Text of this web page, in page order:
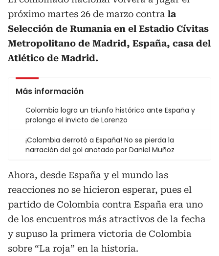
próximo martes 26 de marzo contra la
Selección de Rumania en el Estadio Cívitas
Metropolitano de Madrid, España, casa del
Atlético de Madrid.
Más información
Colombia logra un triunfo histórico ante España y
prolonga el invicto de Lorenzo
¡Colombia derrotó a España! No se pierda la
narración del gol anotado por Daniel Muñoz
Ahora, desde España y el mundo las
reacciones no se hicieron esperar, pues el
partido de Colombia contra España era uno
de los encuentros más atractivos de la fecha
y supuso la primera victoria de Colombia
sobre “La roja” en la historia.